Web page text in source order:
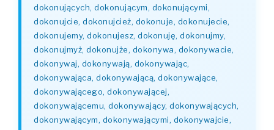
dokonujących, dokonującym, dokonującymi,
dokonujcie, dokonujcież, dokonuje, dokonujecie,
dokonujemy, dokonujesz, dokonuję, dokonujmy,
dokonujmyż, dokonujże, dokonywa, dokonywacie,
dokonywaj, dokonywają, dokonywając,
dokonywająca, dokonywającą, dokonywające,
dokonywającego, dokonywającej,
dokonywającemu, dokonywający, dokonywających,
dokonywającym, dokonywającymi, dokonywajcie,